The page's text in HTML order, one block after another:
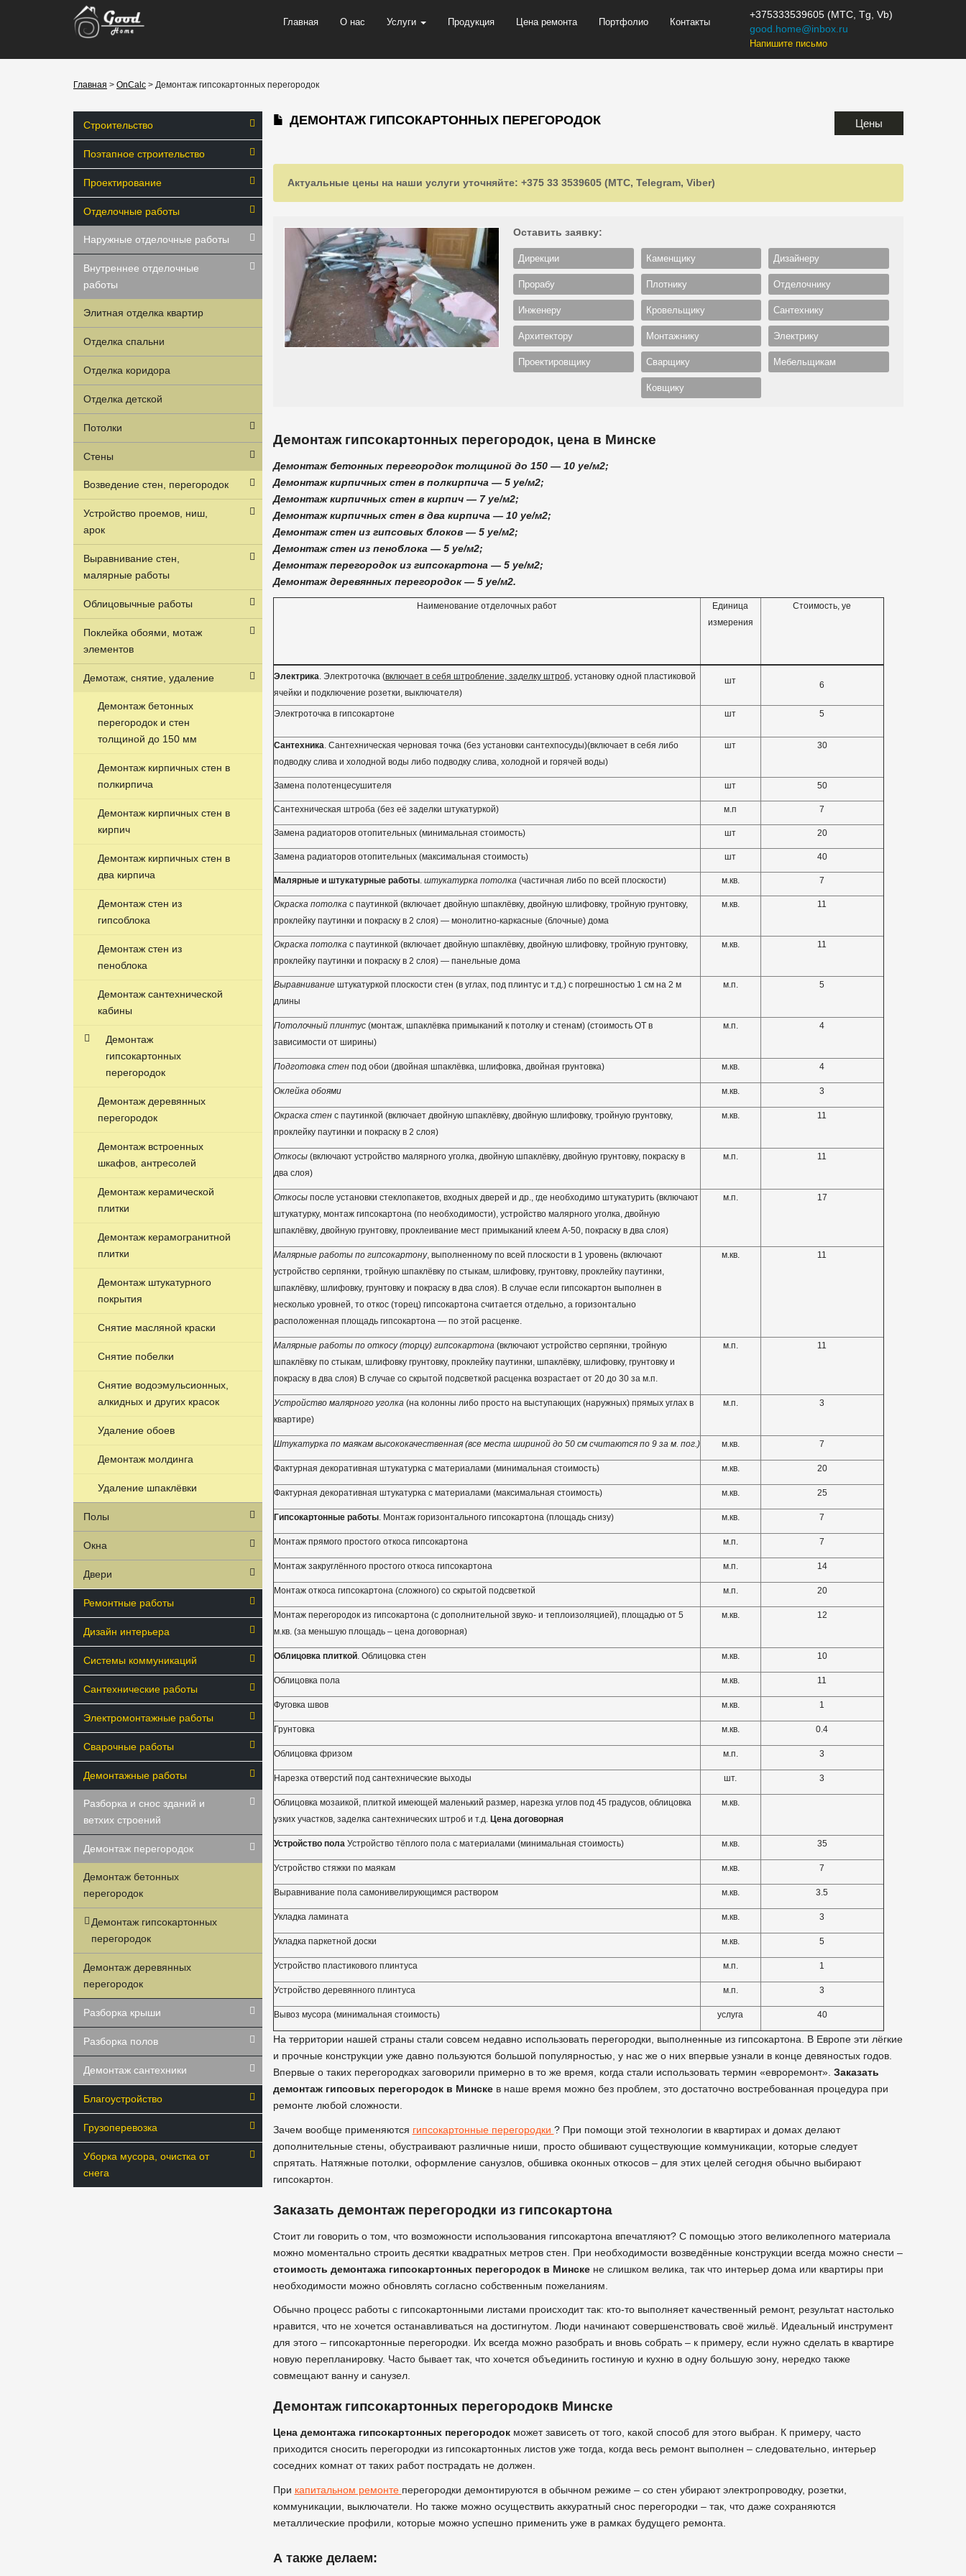
+375333539605 (МТС, Tg, Vb)
good.home@inbox.ru
Напишите письмо
Главная О нас Услуги Продукция Цена ремонта Портфолио Контакты
Главная > OnCalc > Демонтаж гипсокартонных перегородок
Строительство
Поэтапное строительство
Проектирование
Отделочные работы
Наружные отделочные работы
Внутреннее отделочные
работы
Элитная отделка квартир
Отделка спальни
Отделка коридора
Отделка детской
Потолки
Стены
Возведение стен, перегородок
Устройство проемов, ниш,
арок
Выравнивание стен,
малярные работы
Облицовычные работы
Поклейка обоями, мотаж
элементов
Демотаж, снятие, удаление
Демонтаж бетонных
перегородок и стен
толщиной до 150 мм
Демонтаж кирпичных стен в
полкирпича
Демонтаж кирпичных стен в
кирпич
Демонтаж кирпичных стен в
два кирпича
Демонтаж стен из
гипсоблока
Демонтаж стен из
пеноблока
Демонтаж сантехнической
кабины
Демонтаж
гипсокартонных
перегородок
Демонтаж деревянных
перегородок
Демонтаж встроенных
шкафов, антресолей
Демонтаж керамической
плитки
Демонтаж керамогранитной
плитки
Демонтаж штукатурного
покрытия
Снятие масляной краски
Снятие побелки
Снятие водоэмульсионных,
алкидных и других красок
Удаление обоев
Демонтаж молдинга
Удаление шпаклёвки
Полы
Окна
Двери
Ремонтные работы
Дизайн интерьера
Системы коммуникаций
Сантехнические работы
Электромонтажные работы
Сварочные работы
Демонтажные работы
Разборка и снос зданий и
ветхих строений
Демонтаж перегородок
Демонтаж бетонных
перегородок
Демонтаж гипсокартонных
перегородок
Демонтаж деревянных
перегородок
Разборка крыши
Разборка полов
Демонтаж сантехники
Благоустройство
Грузоперевозка
Уборка мусора, очистка от
снега
ДЕМОНТАЖ ГИПСОКАРТОННЫХ ПЕРЕГОРОДОК Цены
Актуальные цены на наши услуги уточняйте: +375 33 3539605 (МТС, Telegram, Viber)
Оставить заявку:
Дирекции
Прорабу
Инженеру
Архитектору
Проектировщику
Каменщику
Плотнику
Кровельщику
Монтажнику
Сварщику
Ковщику
Дизайнеру
Отделочнику
Сантехнику
Электрику
Мебельщикам
Демонтаж гипсокартонных перегородок, цена в Минске
Демонтаж бетонных перегородок толщиной до 150 — 10 ye/м2;
Демонтаж кирпичных стен в полкирпича — 5 ye/м2;
Демонтаж кирпичных стен в кирпич — 7 ye/м2;
Демонтаж кирпичных стен в два кирпича — 10 ye/м2;
Демонтаж стен из гипсовых блоков — 5 ye/м2;
Демонтаж стен из пеноблока — 5 ye/м2;
Демонтаж перегородок из гипсокартона — 5 ye/м2;
Демонтаж деревянных перегородок — 5 ye/м2.
Наименование отделочных работ
Единица
измерения
Стоимость, уе
Электрика. Электроточка (включает в себя штробление, заделку штроб, установку одной пластиковой
ячейки и подключение розетки, выключателя)
шт 6
Электроточка в гипсокартоне шт 5
Сантехника. Сантехническая черновая точка (без установки сантехпосуды)(включает в себя либо
подводку слива и холодной воды либо подводку слива, холодной и горячей воды)
шт 30
Замена полотенцесушителя шт 50
Сантехническая штроба (без её заделки штукатуркой) м.п 7
Замена радиаторов отопительных (минимальная стоимость) шт 20
Замена радиаторов отопительных (максимальная стоимость) шт 40
Малярные и штукатурные работы. штукатурка потолка(частичная либо по всей плоскости) м.кв. 7
Окраска потолкас паутинкой (включает двойную шпаклёвку, двойную шлифовку, тройную грунтовку,
проклейку паутинки и покраску в 2 слоя) — монолитно-каркасные (блочные) дома
м.кв. 11
Окраска потолкас паутинкой (включает двойную шпаклёвку, двойную шлифовку, тройную грунтовку,
проклейку паутинки и покраску в 2 слоя) — панельные дома
м.кв. 11
Выравниваниештукатуркой плоскости стен (в углах, под плинтус и т.д.) с погрешностью 1 см на 2 м
длины
м.п. 5
Потолочный плинтус(монтаж, шпаклёвка примыканий к потолку и стенам) (стоимость ОТ в
зависимости от ширины)
м.п. 4
Подготовка стенпод обои (двойная шпаклёвка, шлифовка, двойная грунтовка) м.кв. 4
Оклейка обоями м.кв. 3
Окраска стенс паутинкой (включает двойную шпаклёвку, двойную шлифовку, тройную грунтовку,
проклейку паутинки и покраску в 2 слоя)
м.кв. 11
Откосы(включают устройство малярного уголка, двойную шпаклёвку, двойную грунтовку, покраску в
два слоя)
м.п. 11
Откосыпосле установки стеклопакетов, входных дверей и др., где необходимо штукатурить (включают
штукатурку, монтаж гипсокартона (по необходимости), устройство малярного уголка, двойную
шпаклёвку, двойную грунтовку, проклеивание мест примыканий клеем А-50, покраску в два слоя)
м.п. 17
Малярные работы по гипсокартону, выполненному по всей плоскости в 1 уровень (включают
устройство серпянки, тройную шпаклёвку по стыкам, шлифовку, грунтовку, проклейку паутинки,
шпаклёвку, шлифовку, грунтовку и покраску в два слоя). В случае если гипсокартон выполнен в
несколько уровней, то откос (торец) гипсокартона считается отдельно, а горизонтально
расположенная площадь гипсокартона — по этой расценке.
м.кв. 11
Малярные работы по откосу (торцу) гипсокартона(включают устройство серпянки, тройную
шпаклёвку по стыкам, шлифовку грунтовку, проклейку паутинки, шпаклёвку, шлифовку, грунтовку и
покраску в два слоя) В случае со скрытой подсветкой расценка возрастает от 20 до 30 за м.п.
м.п. 11
Устройство малярного уголка(на колонны либо просто на выступающих (наружных) прямых углах в
квартире)
м.п. 3
Штукатурка по маякам высококачественная (все места шириной до 50 см считаются по 9 за м. пог.) м.кв. 7
Фактурная декоративная штукатурка с материалами (минимальная стоимость) м.кв. 20
Фактурная декоративная штукатурка с материалами (максимальная стоимость) м.кв. 25
Гипсокартонные работы. Монтаж горизонтального гипсокартона (площадь снизу) м.кв. 7
Монтаж прямого простого откоса гипсокартона м.п. 7
Монтаж закруглённого простого откоса гипсокартона м.п. 14
Монтаж откоса гипсокартона (сложного) со скрытой подсветкой м.п. 20
Монтаж перегородок из гипсокартона (с дополнительной звуко- и теплоизоляцией), площадью от 5
м.кв. (за меньшую площадь – цена договорная)
м.кв. 12
Облицовка плиткой. Облицовка стен м.кв. 10
Облицовка пола м.кв. 11
Фуговка швов м.кв. 1
Грунтовка м.кв. 0.4
Облицовка фризом м.п. 3
Нарезка отверстий под сантехнические выходы шт. 3
Облицовка мозаикой, плиткой имеющей маленький размер, нарезка углов под 45 градусов, облицовка
узких участков, заделка сантехнических штроб и т.д. Цена договорная
м.кв.
Устройство полаУстройство тёплого пола с материалами (минимальная стоимость) м.кв. 35
Устройство стяжки по маякам м.кв. 7
Выравнивание пола самонивелирующимся раствором м.кв. 3.5
Укладка ламината м.кв. 3
Укладка паркетной доски м.кв. 5
Устройство пластикового плинтуса м.п. 1
Устройство деревянного плинтуса м.п. 3
Вывоз мусора (минимальная стоимость) услуга 40
На территории нашей страны стали совсем недавно использовать перегородки, выполненные из гипсокартона. В Европе эти лёгкие
и прочные конструкции уже давно пользуются большой популярностью, у нас же о них впервые узнали в конце девяностых годов.
Впервые о таких перегородках заговорили примерно в то же время, когда стали использовать термин «евроремонт». Заказать
демонтаж гипсовых перегородок в Минскев наше время можно без проблем, это достаточно востребованная процедура при
ремонте любой сложности.
Зачем вообще применяются гипсокартонные перегородки ? При помощи этой технологии в квартирах и домах делают
дополнительные стены, обустраивают различные ниши, просто обшивают существующие коммуникации, которые следует
спрятать. Натяжные потолки, оформление санузлов, обшивка оконных откосов – для этих целей сегодня обычно выбирают
гипсокартон.
Заказать демонтаж перегородки из гипсокартона
Стоит ли говорить о том, что возможности использования гипсокартона впечатляют? С помощью этого великолепного материала
можно моментально строить десятки квадратных метров стен. При необходимости возведённые конструкции всегда можно снести –
стоимость демонтажа гипсокартонных перегородок в Минскене слишком велика, так что интерьер дома или квартиры при
необходимости можно обновлять согласно собственным пожеланиям.
Обычно процесс работы с гипсокартонными листами происходит так: кто-то выполняет качественный ремонт, результат настолько
нравится, что не хочется останавливаться на достигнутом. Люди начинают совершенствовать своё жильё. Идеальный инструмент
для этого – гипсокартонные перегородки. Их всегда можно разобрать и вновь собрать – к примеру, если нужно сделать в квартире
новую перепланировку. Часто бывает так, что хочется объединить гостиную и кухню в одну большую зону, нередко также
совмещают ванну и санузел.
Демонтаж гипсокартонных перегородокв Минске
Цена демонтажа гипсокартонных перегородокможет зависеть от того, какой способ для этого выбран. К примеру, часто
приходится сносить перегородки из гипсокартонных листов уже тогда, когда весь ремонт выполнен – следовательно, интерьер
соседних комнат от таких работ пострадать не должен.
При капитальном ремонте перегородки демонтируются в обычном режиме – со стен убирают электропроводку, розетки,
коммуникации, выключатели. Но также можно осуществить аккуратный снос перегородки – так, что даже сохраняются
металлические профили, которые можно успешно применить уже в рамках будущего ремонта.
А также делаем: